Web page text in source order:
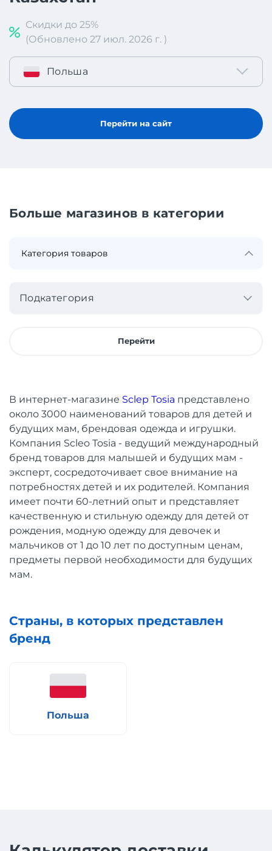
Скидки до 25%
(Обновлено 27 июл. 2026 г. )
Польша
Перейти на сайт
Больше магазинов в категории
Подкатегория
Перейти
В интернет-магазине Sclep Tosia представлено
около 3000 наименований товаров для детей и
будущих мам, брендовая одежда и игрушки.
Компания Scleo Tosia - ведущий международный
бренд товаров для малышей и будущих мам -
эксперт, сосредоточивает свое внимание на
потребностях детей и их родителей. Компания
имеет почти 60-летний опыт и представляет
качественную и стильную одежду для детей от
рождения, модную одежду для девочек и
мальчиков от 1 до 10 лет по доступным ценам,
предметы первой необходимости для будущих
мам.
Страны, в которых представлен
бренд
Польша